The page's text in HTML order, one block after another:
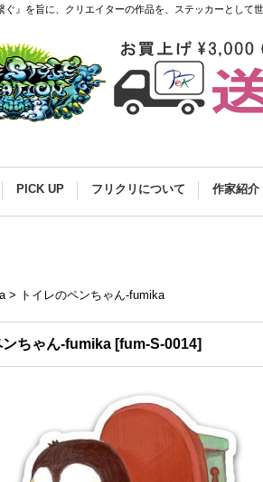
ぐ』を旨に、クリエイターの作品を、ステッカーとして
PICK UP フリクリについて 作家紹介
> トイレのペンちゃん-fumika
ンちゃん-fumika [fum-S-0014]